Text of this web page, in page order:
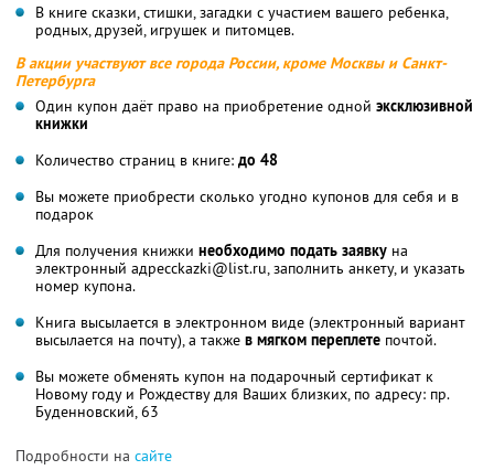
В книге сказки, стишки, загадки с участием вашего ребенка,
родных, друзей, игрушек и питомцев.
В акции участвуют все города России, кроме Москвы и Санкт-
Петербурга
Один купон даёт право на приобретение одной эксклюзивной
книжки
Количество страниц в книге: до 48
Вы можете приобрести сколько угодно купонов для себя и в
подарок
Для получения книжки необходимо подать заявку на
электронный адресckazki@list.ru, заполнить анкету, и указать
номер купона.
Книга высылается в электронном виде (электронный вариант
высылается на почту), а также в мягком переплете почтой.
Вы можете обменять купон на подарочный сертификат к
Новому году и Рождеству для Ваших близких, по адресу: пр.
Буденновский, 63
Подробности на сайте